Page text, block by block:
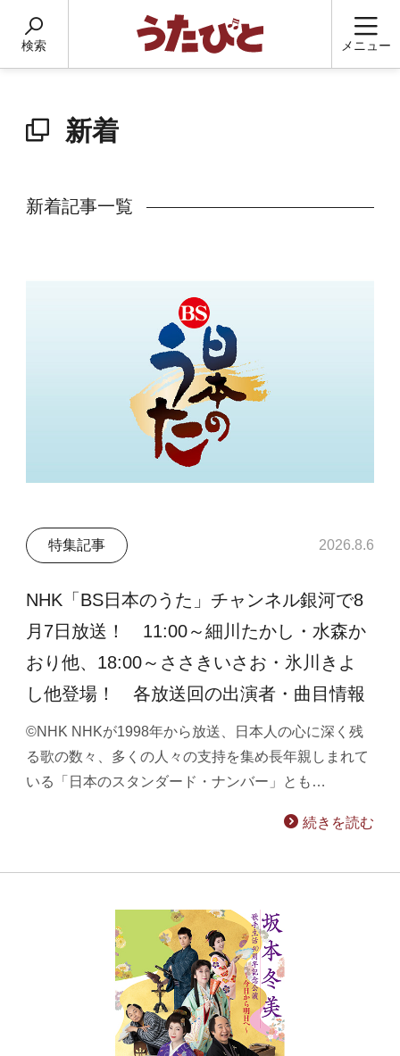
検索 メニュー
新着
新着記事一覧
特集記事 2026.8.6
NHK「BS日本のうた」チャンネル銀河で8
月7日放送！ 11:00～細川たかし・水森か
おり他、18:00～ささきいさお・氷川きよ
し他登場！ 各放送回の出演者・曲目情報
©NHK NHKが1998年から放送、日本人の心に深く残
る歌の数々、多くの人々の支持を集め長年親しまれて
いる「日本のスタンダード・ナンバー」とも…
続きを読む